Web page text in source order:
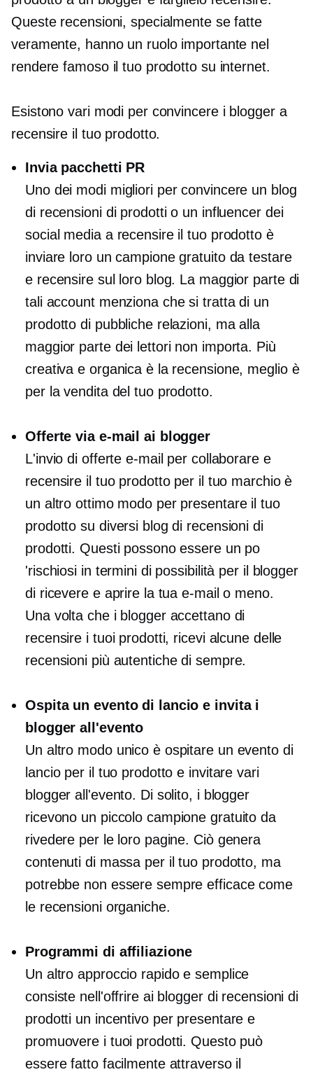
Queste recensioni, specialmente se fatte
veramente, hanno un ruolo importante nel
rendere famoso il tuo prodotto su internet.
Esistono vari modi per convincere i blogger a
recensire il tuo prodotto.
Invia pacchetti PR
Uno dei modi migliori per convincere un blog
di recensioni di prodotti o un influencer dei
social media a recensire il tuo prodotto è
inviare loro un campione gratuito da testare
e recensire sul loro blog. La maggior parte di
tali account menziona che si tratta di un
prodotto di pubbliche relazioni, ma alla
maggior parte dei lettori non importa. Più
creativa e organica è la recensione, meglio è
per la vendita del tuo prodotto.
Offerte via e-mail ai blogger
L'invio di offerte e-mail per collaborare e
recensire il tuo prodotto per il tuo marchio è
un altro ottimo modo per presentare il tuo
prodotto su diversi blog di recensioni di
prodotti. Questi possono essere un po
'rischiosi in termini di possibilità per il blogger
di ricevere e aprire la tua e-mail o meno.
Una volta che i blogger accettano di
recensire i tuoi prodotti, ricevi alcune delle
recensioni più autentiche di sempre.
Ospita un evento di lancio e invita i
blogger all'evento
Un altro modo unico è ospitare un evento di
lancio per il tuo prodotto e invitare vari
blogger all'evento. Di solito, i blogger
ricevono un piccolo campione gratuito da
rivedere per le loro pagine. Ciò genera
contenuti di massa per il tuo prodotto, ma
potrebbe non essere sempre efficace come
le recensioni organiche.
Programmi di affiliazione
Un altro approccio rapido e semplice
consiste nell'offrire ai blogger di recensioni di
prodotti un incentivo per presentare e
promuovere i tuoi prodotti. Questo può
essere fatto facilmente attraverso il